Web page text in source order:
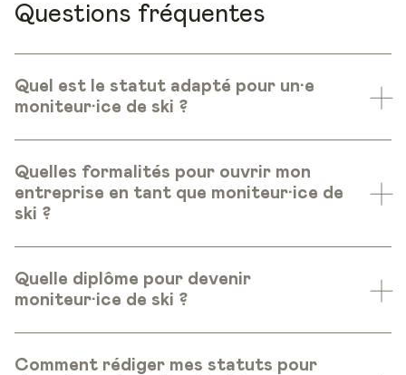
Questions fréquentes
Quel est le statut adapté pour un·e
moniteur·ice de ski ?
Quelles formalités pour ouvrir mon
entreprise en tant que moniteur·ice de
ski ?
Quelle diplôme pour devenir
moniteur·ice de ski ?
Comment rédiger mes statuts pour